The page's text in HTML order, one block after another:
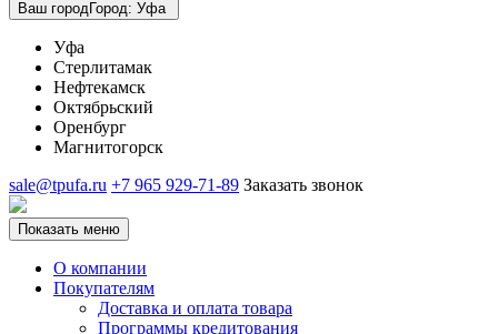
Ваш городГород: Уфа
Уфа
Стерлитамак
Нефтекамск
Октябрьский
Оренбург
Магнитогорск
sale@tpufa.ru +7 965 929-71-89 Заказать звонок
Показать меню
О компании
Покупателям
Доставка и оплата товара
Программы кредитования